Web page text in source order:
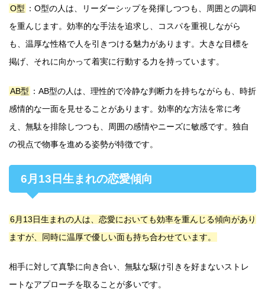
O型 ：O型の人は、リーダーシップを発揮しつつも、周囲との調和
を重んじます。効率的な手法を追求し、コスパを重視しながら
も、温厚な性格で人を引きつける魅力があります。大きな目標を
掲げ、それに向かって着実に行動する力を持っています。
AB型 ：AB型の人は、理性的で冷静な判断力を持ちながらも、時折
感情的な一面を見せることがあります。効率的な方法を常に考
え、無駄を排除しつつも、周囲の感情やニーズに敏感です。独自
の視点で物事を進める姿勢が特徴です。
6月13日生まれの恋愛傾向
6月13日生まれの人は、恋愛においても効率を重んじる傾向があり
ますが、同時に温厚で優しい面も持ち合わせています。
相手に対して真摯に向き合い、無駄な駆け引きを好まないストレ
ートなアプローチを取ることが多いです。